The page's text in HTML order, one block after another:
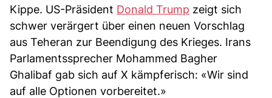
Kippe. US-Präsident Donald Trump zeigt sich
schwer verärgert über einen neuen Vorschlag
aus Teheran zur Beendigung des Krieges. Irans
Parlamentssprecher Mohammed Bagher
Ghalibaf gab sich auf X kämpferisch: «Wir sind
auf alle Optionen vorbereitet.»